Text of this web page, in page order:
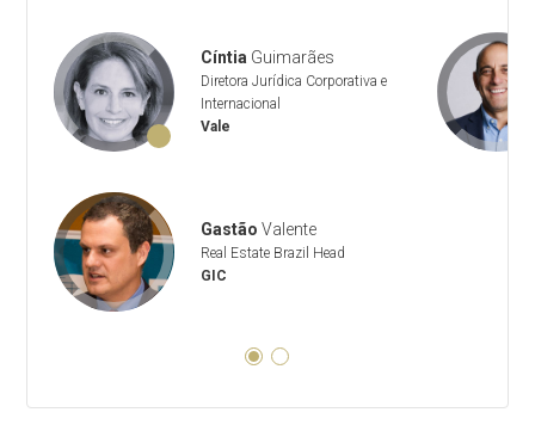
Cíntia Guimarães
Diretora Jurídica Corporativa e
Internacional
Vale
Gastão Valente
Real Estate Brazil Head
GIC